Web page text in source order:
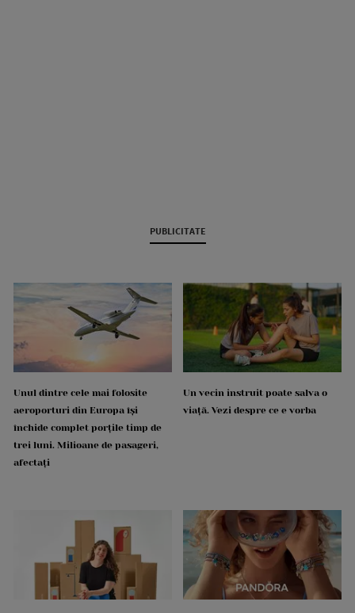
PUBLICITATE
Unul dintre cele mai folosite
aeroporturi din Europa își
închide complet porțile timp de
trei luni. Milioane de pasageri,
afectați
Un vecin instruit poate salva o
viață. Vezi despre ce e vorba